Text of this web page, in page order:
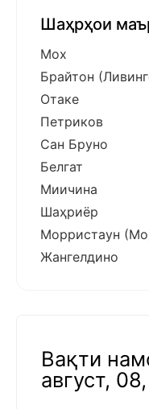
Шаҳрҳои
Мох
Брайтон
Отаке
Петриков
Сан Бруно
Белгат
Миичина
Шаҳриёр
Морристаун
Жангелдино
Вақти
август,